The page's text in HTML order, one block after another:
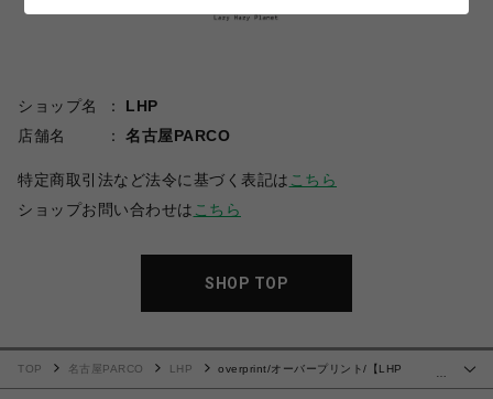
ショップ名
LHP
店舗名
名古屋PARCO
特定商取引法など法令に基づく表記は こちら
ショップお問い合わせは こちら
SHOP TOP
…
TOP 名古屋PARCO LHP
overprint/オーバープリント/【LHP